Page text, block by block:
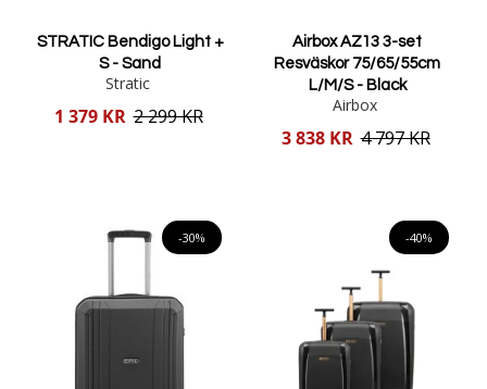
STRATIC Bendigo Light +
S - Sand
Stratic
Reducerat
1 379 KR 2 299 KR
Airbox AZ13 3-set
Resväskor 75/65/55cm
L/M/S - Black
Airbox
Reducerat
3 838 KR 4 797 KR
-30% -40%